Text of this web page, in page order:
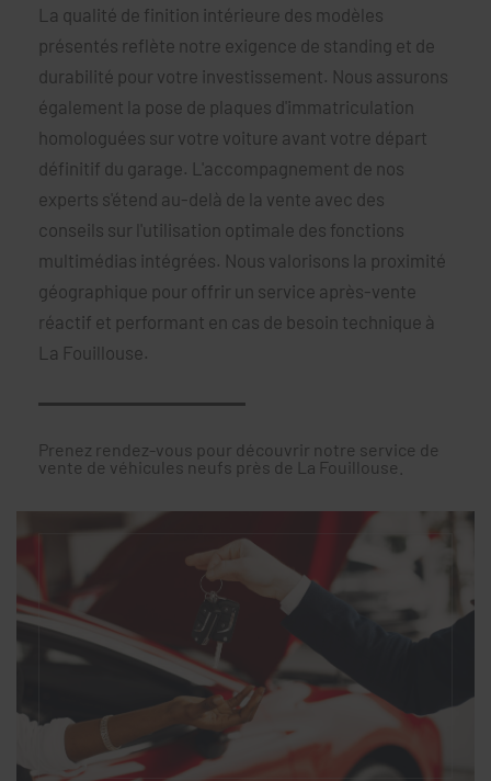
La qualité de finition intérieure des modèles
présentés reflète notre exigence de standing et de
durabilité pour votre investissement. Nous assurons
également la pose de plaques d'immatriculation
homologuées sur votre voiture avant votre départ
définitif du garage. L'accompagnement de nos
experts s'étend au-delà de la vente avec des
conseils sur l'utilisation optimale des fonctions
multimédias intégrées. Nous valorisons la proximité
géographique pour offrir un service après-vente
réactif et performant en cas de besoin technique à
La Fouillouse.
Prenez rendez-vous pour découvrir notre service de
vente de véhicules neufs près de La Fouillouse.